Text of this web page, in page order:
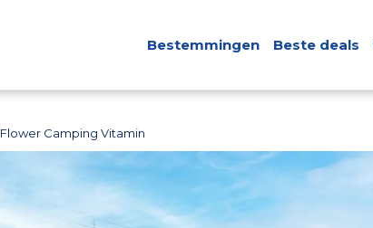
Bestemmingen Beste deals
Flower Camping Vitamin